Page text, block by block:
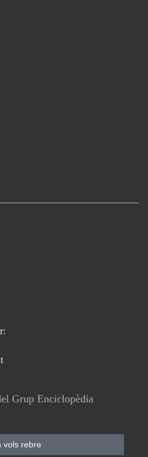
Grup Enciclopèdia
vols rebre